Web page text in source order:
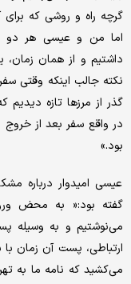
گرچه راه و روشی که
اما من و عیسی هر
نکته جالب اینکه وقتی
گذر از مرزها تازه
در واقع سفر بعد از خروج
بود.»
عیسی امیدوار درباره
گفته بود:« به محض
می‌نوشتیم و به وسیله
ارتباطی، پست آن زمان